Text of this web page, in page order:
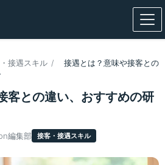
接遇スキル /
接遇とは？意味や接客との
客との違い、おすすめの研
編集部 接客・接遇スキル